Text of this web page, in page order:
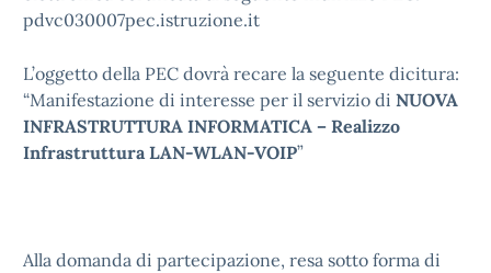
pdvc030007pec.istruzione.it
L’oggetto della PEC dovrà recare la seguente dicitura:
“Manifestazione di interesse per il servizio di NUOVA
INFRASTRUTTURA INFORMATICA – Realizzo
Infrastruttura LAN-WLAN-VOIP”
Alla domanda di partecipazione, resa sotto forma di